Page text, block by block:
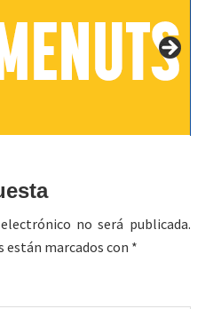
no será publicada.
marcados con *